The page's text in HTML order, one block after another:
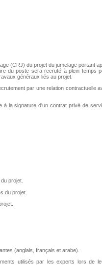
(CRJ) du projet du jumelage portant
du poste sera recruté à plein temps
généraux liés au projet.
par une relation contractuelle
à la signature d'un contrat privé de
projet.
du projet.
(anglais, français et arabe).
utilisés par les experts lors de